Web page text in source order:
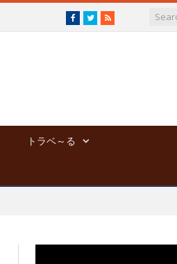
Facebook
TwitterRSS
トラベ～る